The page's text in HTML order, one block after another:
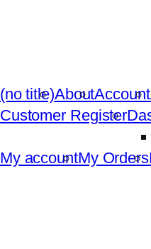
(no title)AboutAccount
Customer Register
My accountMy Orders